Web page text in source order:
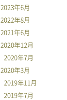
2023年6月
2022年8月
2021年6月
2020年12月
2020年7月
2020年3月
2019年11月
2019年7月